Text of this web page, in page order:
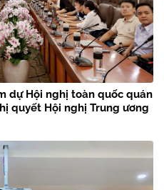
dự Hội nghị toàn quốc quán
quyết Hội nghị Trung ương